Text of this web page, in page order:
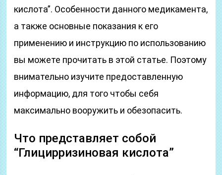
кислота”. Особенности данного медикамента,
а также основные показания к его
применению и инструкцию по использованию
вы можете прочитать в этой статье. Поэтому
внимательно изучите предоставленную
информацию, для того чтобы себя
максимально вооружить и обезопасить.
Что представляет собой
“Глицирризиновая кислота”